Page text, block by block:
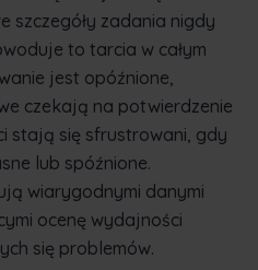
szczegóły zadania nigdy
to tarcia w całym
jest opóźnione,
czekają na potwierdzenie
stają się sfrustrowani, gdy
lub spóźnione.
wiarygodnymi danymi
ocenę wydajności
się problemów.